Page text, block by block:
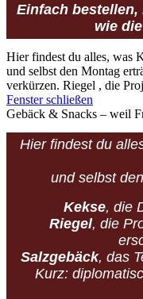
Einfach
wie
Hier findest du alles, was
und selbst den Montag
verkürzen. Riegel , die
Fenster schließen
Gebäck & Snacks – weil
Hier findest du
und selbst
Kekse, die
Riegel, die
Salzgebäck, das
Kurz: